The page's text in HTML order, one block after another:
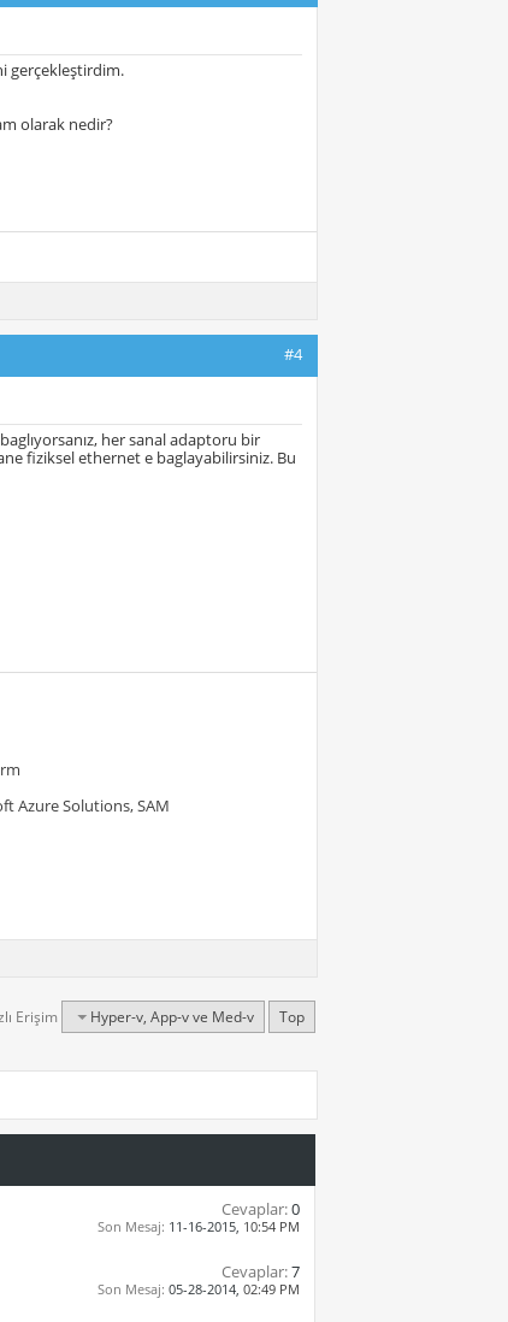
gerçekleştirdim.
olarak nedir?
#4
her sanal adaptoru bir
fiziksel ethernet e baglayabilirsiniz. Bu
Azure Solutions, SAM
Erişim Hyper-v, App-v ve Med-v Top
Cevaplar:0
Son Mesaj: 11-16-2015, 10:54 PM
Cevaplar:7
Son Mesaj: 05-28-2014, 02:49 PM